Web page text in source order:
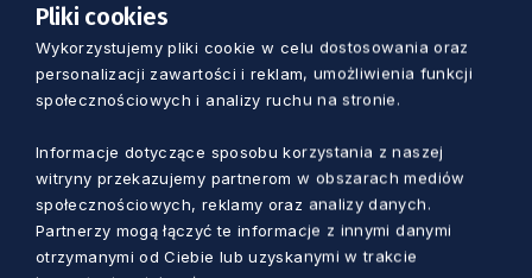
Pliki cookies
Wykorzystujemy pliki cookie w celu dostosowania oraz
personalizacji zawartości i reklam, umożliwienia funkcji
społecznościowych i analizy ruchu na stronie.
Informacje dotyczące sposobu korzystania z naszej
witryny przekazujemy partnerom w obszarach mediów
społecznościowych, reklamy oraz analizy danych.
Partnerzy mogą łączyć te informacje z innymi danymi
otrzymanymi od Ciebie lub uzyskanymi w trakcie